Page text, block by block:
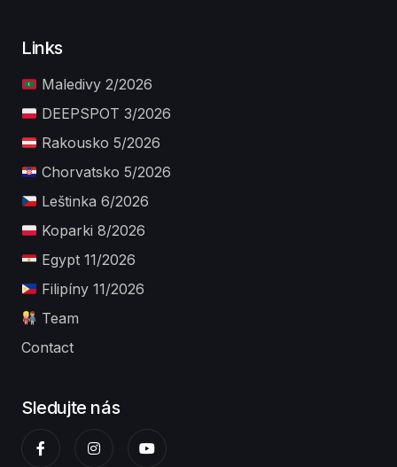
Links
Maledivy 2/2026
DEEPSPOT 3/2026
Rakousko 5/2026
Chorvatsko 5/2026
Leštinka 6/2026
Koparki 8/2026
Egypt 11/2026
Filipíny 11/2026
Team
Contact
Sledujte nás